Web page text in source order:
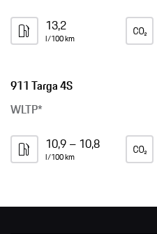
13,2
l/100 km
911 Targa 4S
WLTP*
10,9 – 10,8
l/100 km